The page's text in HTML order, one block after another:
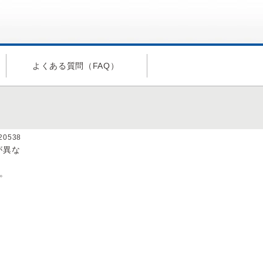
よくある質問（FAQ）
異な